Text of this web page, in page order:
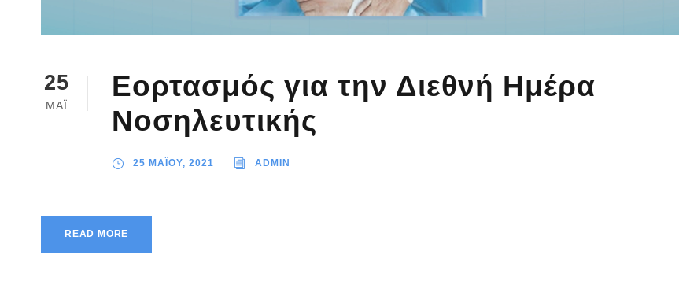
25
ΜΑΪ
Εορτασμός για την Διεθνή Ημέρα
Νοσηλευτικής
25 ΜΑΪΟΥ, 2021 ADMIN
READ MORE